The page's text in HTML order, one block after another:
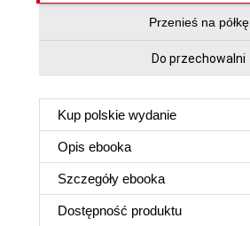
Przenieś na półkę
Do przechowalni
Kup polskie wydanie
Opis ebooka
Szczegóły ebooka
Dostępność produktu